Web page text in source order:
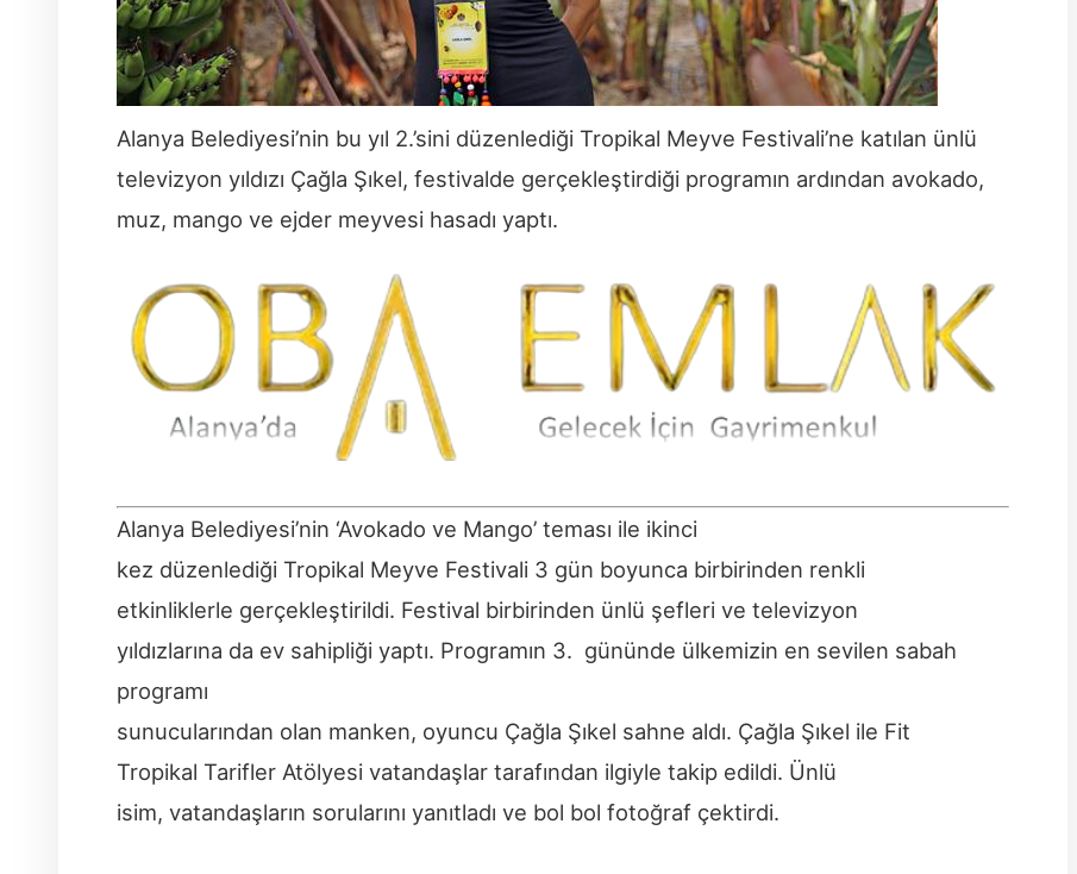
Alanya Belediyesi’nin bu yıl 2.’sini düzenlediği Tropikal Meyve Festivali’ne katılan ünlü
televizyon yıldızı Çağla Şıkel, festivalde gerçekleştirdiği programın ardından avokado,
muz, mango ve ejder meyvesi hasadı yaptı.
Alanya Belediyesi’nin ‘Avokado ve Mango’ teması ile ikinci
kez düzenlediği Tropikal Meyve Festivali 3 gün boyunca birbirinden renkli
etkinliklerle gerçekleştirildi. Festival birbirinden ünlü şefleri ve televizyon
yıldızlarına da ev sahipliği yaptı. Programın 3. gününde ülkemizin en sevilen sabah
programı
sunucularından olan manken, oyuncu Çağla Şıkel sahne aldı. Çağla Şıkel ile Fit
Tropikal Tarifler Atölyesi vatandaşlar tarafından ilgiyle takip edildi. Ünlü
isim, vatandaşların sorularını yanıtladı ve bol bol fotoğraf çektirdi.